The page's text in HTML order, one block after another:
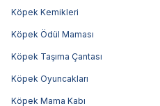
Köpek Kemikleri
Köpek Ödül Maması
Köpek Taşıma Çantası
Köpek Oyuncakları
Köpek Mama Kabı